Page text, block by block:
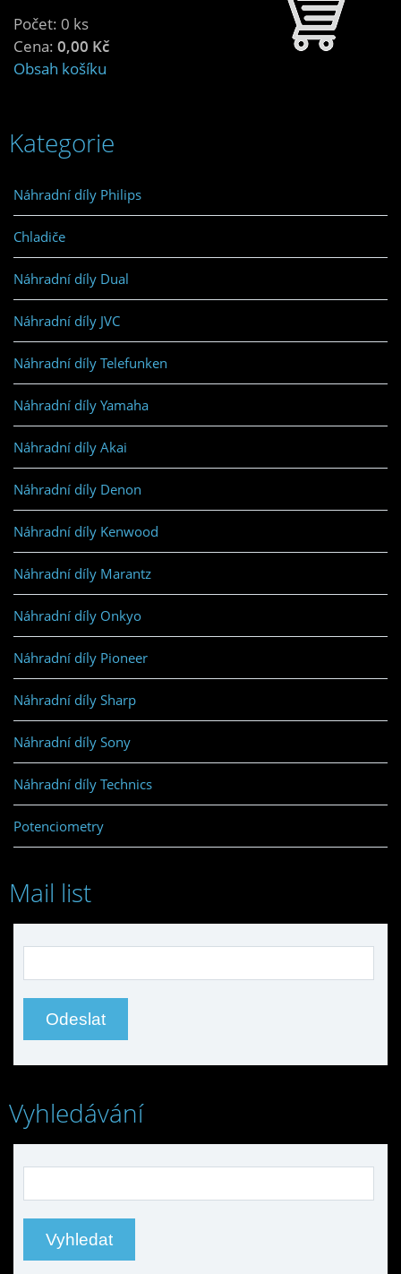
Počet: 0 ks
Cena: 0,00 Kč
Obsah košíku
Kategorie
Náhradní díly Philips
Chladiče
Náhradní díly Dual
Náhradní díly JVC
Náhradní díly Telefunken
Náhradní díly Yamaha
Náhradní díly Akai
Náhradní díly Denon
Náhradní díly Kenwood
Náhradní díly Marantz
Náhradní díly Onkyo
Náhradní díly Pioneer
Náhradní díly Sharp
Náhradní díly Sony
Náhradní díly Technics
Potenciometry
Mail list
Vyhledávání